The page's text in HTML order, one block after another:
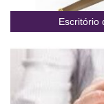
Escritório